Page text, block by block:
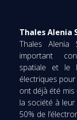
Thales Alenia
Thales
important
spatiale et le
électriques
ont déjà été
la société à
50% de